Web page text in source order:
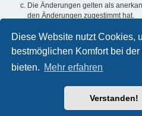
Diese Website nutzt Cookies,
bestmöglichen Komfort bei
bieten. Mehr erfahren
Verstanden!
Die Änderungen gelten als
den Änderungen zugestimmt hat.
Informationen über den Umgang
sind in der Datenschutzerklärung
Powered byphpBB® Forum